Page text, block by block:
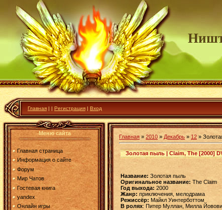
Главная | | Регистрация | Вход
Меню сайта
Главная страница
Информация о сайте
Форум
Мир Чатов
Гостевая книга
yandex
Онлайн игры
Главная » 2010 » Декабрь » 12 »
Золотая пыль | Claim, The [2000]
Название: Золотая пыль
Оригинальное название: The Claim
Год выхода: 2000
Жанр: приключения, мелодрама
Режиссёр: Майкл Уинтерботтом
В ролях: Питер Муллан, Милла